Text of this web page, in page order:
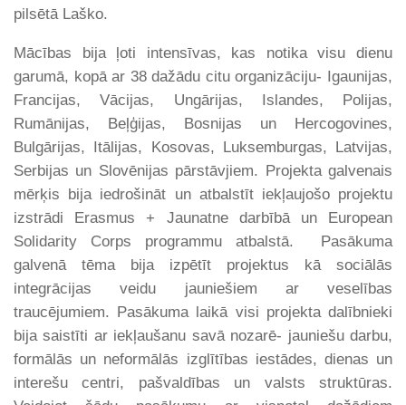
pilsētā Laško.
Mācības bija ļoti intensīvas, kas notika visu dienu
garumā, kopā ar 38 dažādu citu organizāciju- Igaunijas,
Francijas, Vācijas, Ungārijas, Islandes, Polijas,
Rumānijas, Beļģijas, Bosnijas un Hercogovines,
Bulgārijas, Itālijas, Kosovas, Luksemburgas, Latvijas,
Serbijas un Slovēnijas pārstāvjiem. Projekta galvenais
mērķis bija iedrošināt un atbalstīt iekļaujošo projektu
izstrādi Erasmus + Jaunatne darbībā un European
Solidarity Corps programmu atbalstā. Pasākuma
galvenā tēma bija izpētīt projektus kā sociālās
integrācijas veidu jauniešiem ar veselības
traucējumiem. Pasākuma laikā visi projekta dalībnieki
bija saistīti ar iekļaušanu savā nozarē- jauniešu darbu,
formālās un neformālās izglītības iestādes, dienas un
interešu centri, pašvaldības un valsts struktūras.